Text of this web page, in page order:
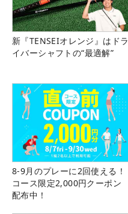
新『TENSEIオレンジ』はドラ
イバーシャフトの“最適解”
8-9月のプレーに2回使える！
コース限定2,000円クーポン
配布中！